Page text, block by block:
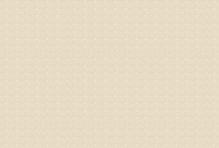
专家回
姓名
病情描
专家回
治疗方
理疗、
姓名：
病情描